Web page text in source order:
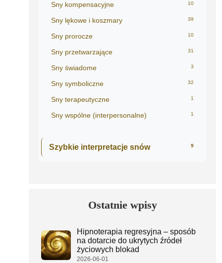
Sny kompensacyjne 10
Sny lękowe i koszmary 39
Sny prorocze 10
Sny przetwarzające 31
Sny świadome 3
Sny symboliczne 32
Sny terapeutyczne 1
Sny wspólne (interpersonalne) 1
Szybkie interpretacje snów 9
Ostatnie wpisy
Hipnoterapia regresyjna – sposób
na dotarcie do ukrytych źródeł
życiowych blokad
2026-06-01